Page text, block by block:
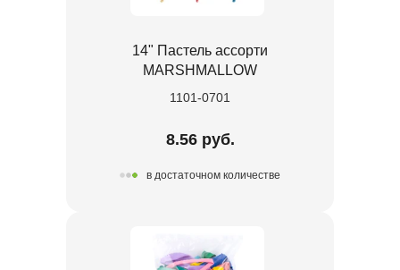
14" Пастель ассорти
MARSHMALLOW
1101-0701
8.56 руб.
в достаточном количестве